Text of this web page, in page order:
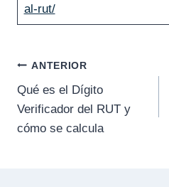
al-rut/
Navegación
de
entradas
ANTERIOR
Qué es el Dígito
Verificador del RUT y
cómo se calcula